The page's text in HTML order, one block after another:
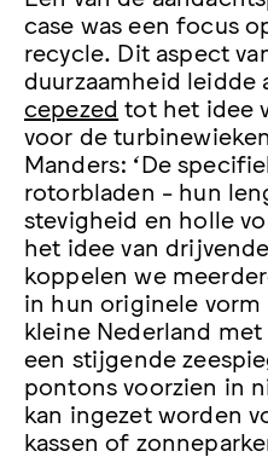
case was een focus
recycle. Dit aspect
duurzaamheid leidde
cepezed tot het idee
voor de
Manders: ‘De
rotorbladen − hun
stevigheid en holle
het idee van
koppelen we
in hun originele vorm
kleine Nederland
een stijgende
pontons voorzien in
kan ingezet worden
kassen of